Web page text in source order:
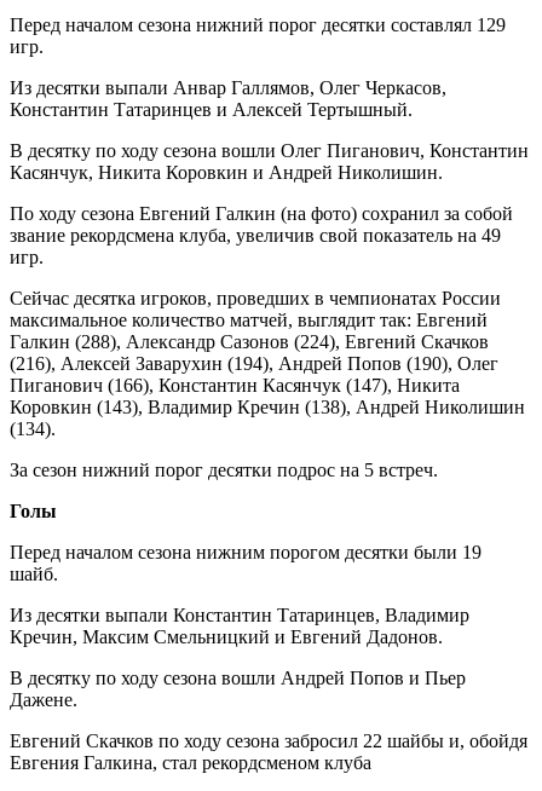
Перед началом сезона нижний порог десятки составлял 129
игр.
Из десятки выпали Анвар Галлямов, Олег Черкасов,
Константин Татаринцев и Алексей Тертышный.
В десятку по ходу сезона вошли Олег Пиганович, Константин
Касянчук, Никита Коровкин и Андрей Николишин.
По ходу сезона Евгений Галкин (на фото) сохранил за собой
звание рекордсмена клуба, увеличив свой показатель на 49
игр.
Сейчас десятка игроков, проведших в чемпионатах России
максимальное количество матчей, выглядит так: Евгений
Галкин (288), Александр Сазонов (224), Евгений Скачков
(216), Алексей Заварухин (194), Андрей Попов (190), Олег
Пиганович (166), Константин Касянчук (147), Никита
Коровкин (143), Владимир Кречин (138), Андрей Николишин
(134).
За сезон нижний порог десятки подрос на 5 встреч.
Голы
Перед началом сезона нижним порогом десятки были 19
шайб.
Из десятки выпали Константин Татаринцев, Владимир
Кречин, Максим Смельницкий и Евгений Дадонов.
В десятку по ходу сезона вошли Андрей Попов и Пьер
Дажене.
Евгений Скачков по ходу сезона забросил 22 шайбы и, обойдя
Евгения Галкина, стал рекордсменом клуба